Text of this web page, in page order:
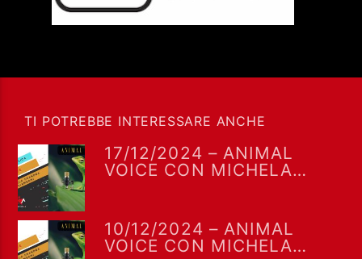
TI POTREBBE INTERESSARE ANCHE
17/12/2024 – ANIMAL
VOICE CON MICHELA
10/12/2024 – ANIMAL
VOICE CON MICHELA